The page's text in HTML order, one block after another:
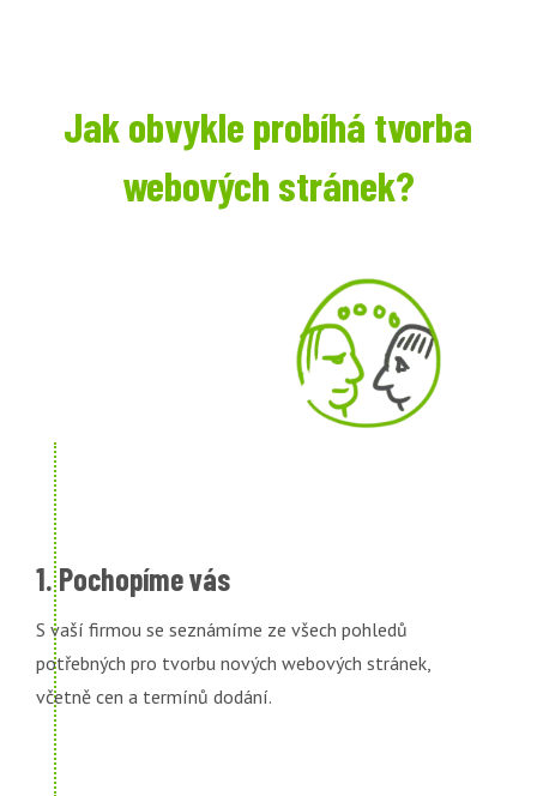
Jak obvykle probíhá tvorba
webových stránek?
1. Pochopíme vás
S vaší firmou se seznámíme ze všech pohledů
potřebných pro tvorbu nových webových stránek,
včetně cen a termínů dodání.